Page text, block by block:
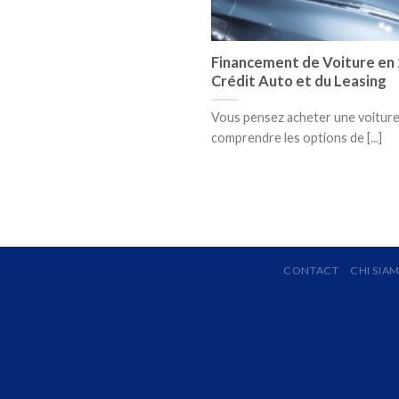
Financement de Voiture en
Crédit Auto et du Leasing
Vous pensez acheter une
comprendre les options de [...]
CONTACT CHI